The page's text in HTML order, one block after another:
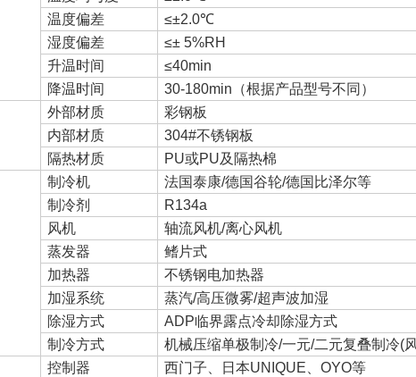
温度偏差
≤±2.0℃
湿度偏差
≤± 5%RH
升温时间
≤40min
降温时间
30-180min（根据产品型号不同）
外部材质
彩钢板
内部材质
304#不锈钢板
隔热材质
PU或PU及隔热棉
制冷机
法国泰康/德国谷轮/德国比泽尔等
制冷剂
R134a
风机
轴流风机/离心风机
蒸发器
鳍片式
加热器
不锈钢电加热器
加湿系统
蒸汽/高压微雾/超声波加湿
除湿方式
ADP临界露点冷却除湿方式
制冷方式
机械压缩单极制冷/一元/二元复叠制冷(
控制器
西门子、日本UNIQUE、OYO等